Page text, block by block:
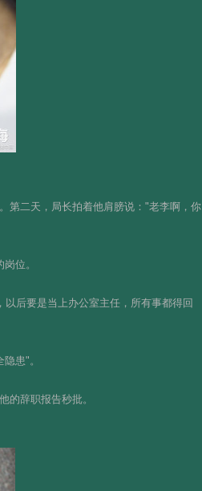
第二天，局长拍着他肩膀说："老李啊，你
位。
后要是当上办公室主任，所有事都得回
患"。
的辞职报告秒批。